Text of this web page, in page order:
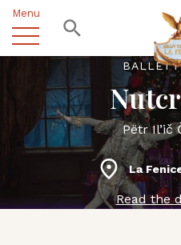
Menu
Pëtr Il’ič
La
Read the